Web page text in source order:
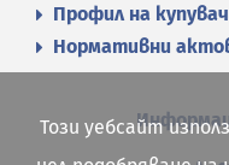
Профил на
Нормативни
Този уебсайт